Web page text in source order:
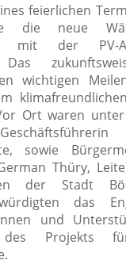
feierlichen
die neue
mit der PV-
Das
wichtigen
Ort waren
sowie
Thüry,
der Stadt
das
und
des Projekts